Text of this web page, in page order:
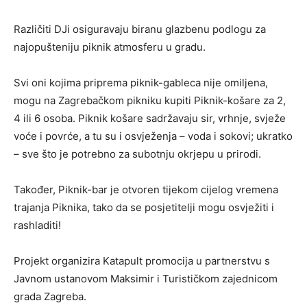
Različiti DJi osiguravaju biranu glazbenu podlogu za
najopušteniju piknik atmosferu u gradu.
Svi oni kojima priprema piknik-gableca nije omiljena,
mogu na Zagrebačkom pikniku kupiti Piknik-košare za 2,
4 ili 6 osoba. Piknik košare sadržavaju sir, vrhnje, svježe
voće i povrće, a tu su i osvježenja – voda i sokovi; ukratko
– sve što je potrebno za subotnju okrjepu u prirodi.
Također, Piknik-bar je otvoren tijekom cijelog vremena
trajanja Piknika, tako da se posjetitelji mogu osvježiti i
rashladiti!
Projekt organizira Katapult promocija u partnerstvu s
Javnom ustanovom Maksimir i Turističkom zajednicom
grada Zagreba.